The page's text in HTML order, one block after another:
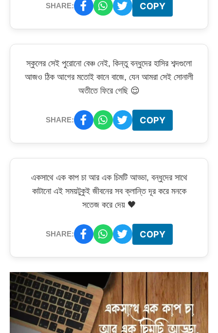
SHARE: COPY
স্কুলের সেই পুরোনো বেঞ্চ নেই, কিন্তু বন্ধুদের হাসির শব্দগুলো
আজও ঠিক আগের মতোই কানে বাজে, যেন আমরা সেই সোনালী
অতীতে ফিরে গেছি 😌
SHARE: COPY
একসাথে এক কাপ চা আর এক চিমটি আড্ডা, বন্ধুদের সাথে
কাটানো এই সময়টুকুই জীবনের সব ক্লান্তি দূর করে মনকে
সতেজ করে দেয় 🖤
SHARE: COPY